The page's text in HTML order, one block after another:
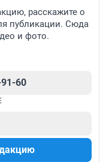
расскажите о
публикации. Сюда
и фото.
60